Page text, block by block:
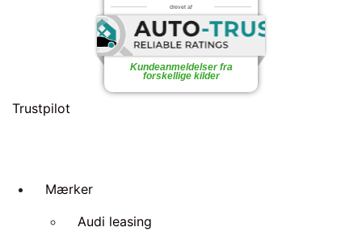
drevet af
Kundeanmeldelser fra
forskellige kilder
Trustpilot
Mærker
Audi leasing